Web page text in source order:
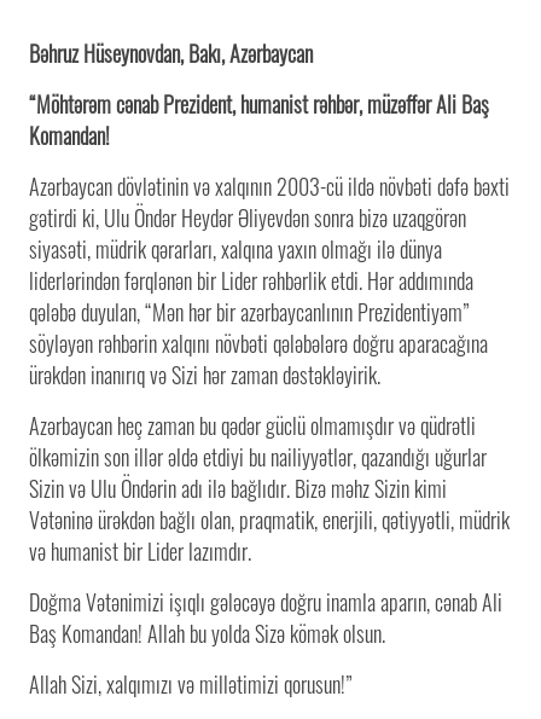
Bəhruz Hüseynovdan, Bakı, Azərbaycan
“Möhtərəm cənab Prezident, humanist rəhbər, müzəffər Ali Baş
Komandan!
Azərbaycan dövlətinin və xalqının 2003-cü ildə növbəti dəfə bəxti
gətirdi ki, Ulu Öndər Heydər Əliyevdən sonra bizə uzaqgörən
siyasəti, müdrik qərarları, xalqına yaxın olmağı ilə dünya
liderlərindən fərqlənən bir Lider rəhbərlik etdi. Hər addımında
qələbə duyulan, “Mən hər bir azərbaycanlının Prezidentiyəm”
söyləyən rəhbərin xalqını növbəti qələbələrə doğru aparacağına
ürəkdən inanırıq və Sizi hər zaman dəstəkləyirik.
Azərbaycan heç zaman bu qədər güclü olmamışdır və qüdrətli
ölkəmizin son illər əldə etdiyi bu nailiyyətlər, qazandığı uğurlar
Sizin və Ulu Öndərin adı ilə bağlıdır. Bizə məhz Sizin kimi
Vətəninə ürəkdən bağlı olan, praqmatik, enerjili, qətiyyətli, müdrik
və humanist bir Lider lazımdır.
Doğma Vətənimizi işıqlı gələcəyə doğru inamla aparın, cənab Ali
Baş Komandan! Allah bu yolda Sizə kömək olsun.
Allah Sizi, xalqımızı və millətimizi qorusun!”